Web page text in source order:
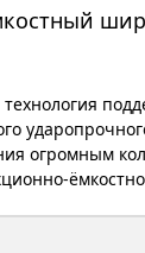
огромным